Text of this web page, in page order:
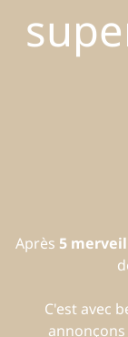
Après 5
C'est avec